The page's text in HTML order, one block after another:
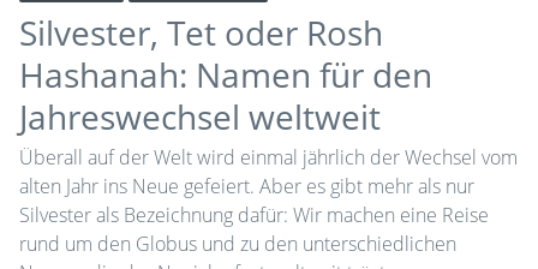
Silvester, Tet oder Rosh
Hashanah: Namen für den
Jahreswechsel weltweit
Überall auf der Welt wird einmal jährlich der Wechsel vom
alten Jahr ins Neue gefeiert. Aber es gibt mehr als nur
Silvester als Bezeichnung dafür: Wir machen eine Reise
rund um den Globus und zu den unterschiedlichen